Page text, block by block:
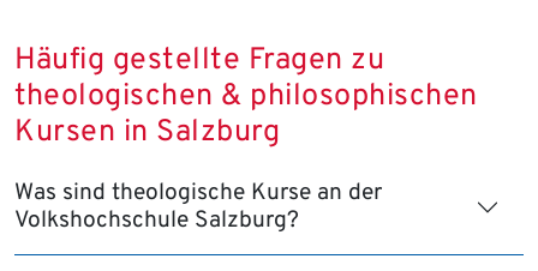
Häufig gestellte Fragen zu
theologischen & philosophischen
Kursen in Salzburg
Was sind theologische Kurse an der
Volkshochschule Salzburg?